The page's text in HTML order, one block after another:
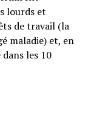
lourds et
de travail (la
maladie) et, en
les 10